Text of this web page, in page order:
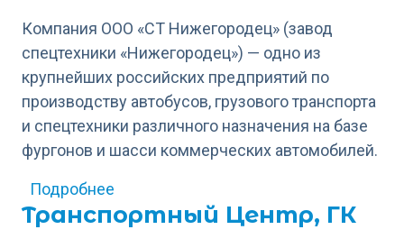
Компания ООО «СТ Нижегородец» (завод
спецтехники «Нижегородец») — одно из
крупнейших российских предприятий по
производству автобусов, грузового транспорта
и спецтехники различного назначения на базе
фургонов и шасси коммерческих автомобилей.
Подробнее
Транспортный Центр, ГК